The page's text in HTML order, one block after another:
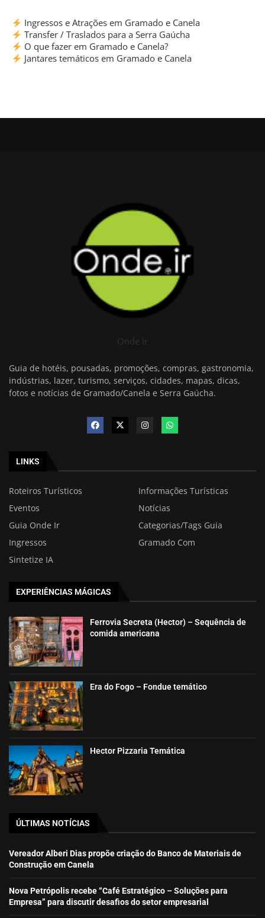
Ingressos e Atrações em Gramado e Canela
Transfer / Traslados para a Serra Gaúcha
O que fazer em Gramado e Canela?
Jantares temáticos em Gramado e Canela
Onde Ir
Guia de hotéis, pousadas, promoções, compras, gastronomia,
indústrias, lazer, turismo, serviços, cidades, mapas, dicas,
fotos e notícias de Gramado/Canela e Serra Gaúcha.
LINKS
Roteiros Turísticos
Informações Turísticas
Eventos
Notícias
Guia Onde Ir
Categorias/Tags Guia
Ingressos
Gramado Com
Sintetize IA
EXPERIÊNCIAS MÁGICAS
Ferrovia Secreta (Hector) – Sequência de
comida americana
Era do Fogo – Fondue temático
Hector Pizzaria Temática
ÚLTIMAS NOTÍCIAS
Vereador Alberi Dias propõe criação do Banco de Materiais de
Construção em Canela
Nova Petrópolis recebe “Café Estratégico – Soluções para
Empresa” para discutir desafios do setor empresarial